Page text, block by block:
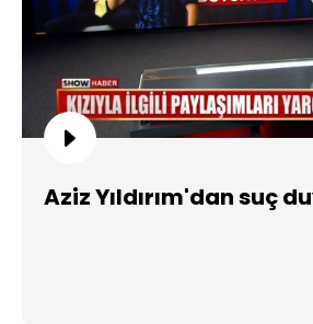
Aziz Yıldırım'dan suç